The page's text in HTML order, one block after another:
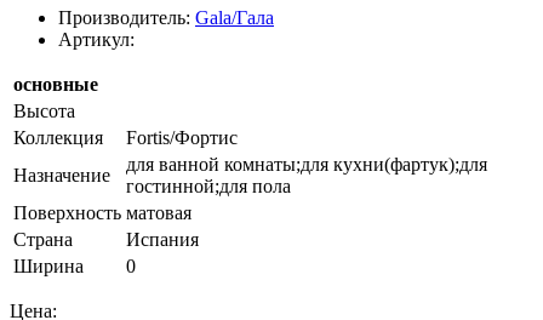
Производитель: Gala/Гала
Артикул:
основные
Высота
Коллекция
Fortis/Фортис
Назначение
для ванной комнаты;для кухни(фартук);для
гостинной;для пола
Поверхность матовая
Страна
Испания
Ширина
0
Цена: